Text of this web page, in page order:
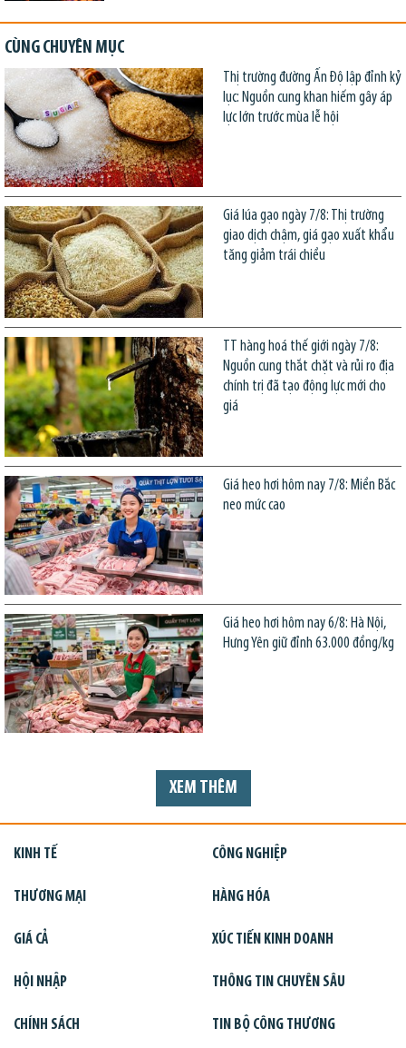
CÙNG CHUYÊN MỤC
Thị trường đường Ấn Độ lập đỉnh kỷ
lục: Nguồn cung khan hiếm gây áp
lực lớn trước mùa lễ hội
Giá lúa gạo ngày 7/8: Thị trường
giao dịch chậm, giá gạo xuất khẩu
tăng giảm trái chiều
TT hàng hoá thế giới ngày 7/8:
Nguồn cung thắt chặt và rủi ro địa
chính trị đã tạo động lực mới cho
giá
Giá heo hơi hôm nay 7/8: Miền Bắc
neo mức cao
Giá heo hơi hôm nay 6/8: Hà Nội,
Hưng Yên giữ đỉnh 63.000 đồng/kg
XEM THÊM
KINH TẾ CÔNG NGHIỆP
THƯƠNG MẠI HÀNG HÓA
GIÁ CẢ XÚC TIẾN KINH DOANH
HỘI NHẬP THÔNG TIN CHUYÊN SÂU
CHÍNH SÁCH TIN BỘ CÔNG THƯƠNG